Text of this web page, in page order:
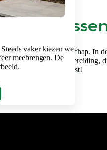
vaker kiezen we
meebrengen. De
een
vraagt om vakmanschap. In
Een goede
in het filmpje hiernaast!